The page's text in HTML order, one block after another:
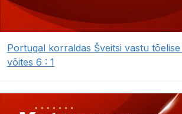
Portugal korraldas Šveitsi vastu
võites 6 : 1